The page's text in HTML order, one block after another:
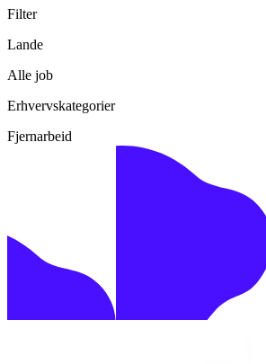
Filter
Lande
Alle job
Erhvervskategorier
Fjernarbeid